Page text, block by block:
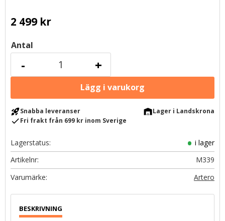
2 499kr
Antal
+
-
rocket_launchSnabba leveranser warehouseLager i Landskrona
checkFri frakt från 699 kr inom Sverige
Lagerstatus
i lager
Artikelnr
M339
Artero